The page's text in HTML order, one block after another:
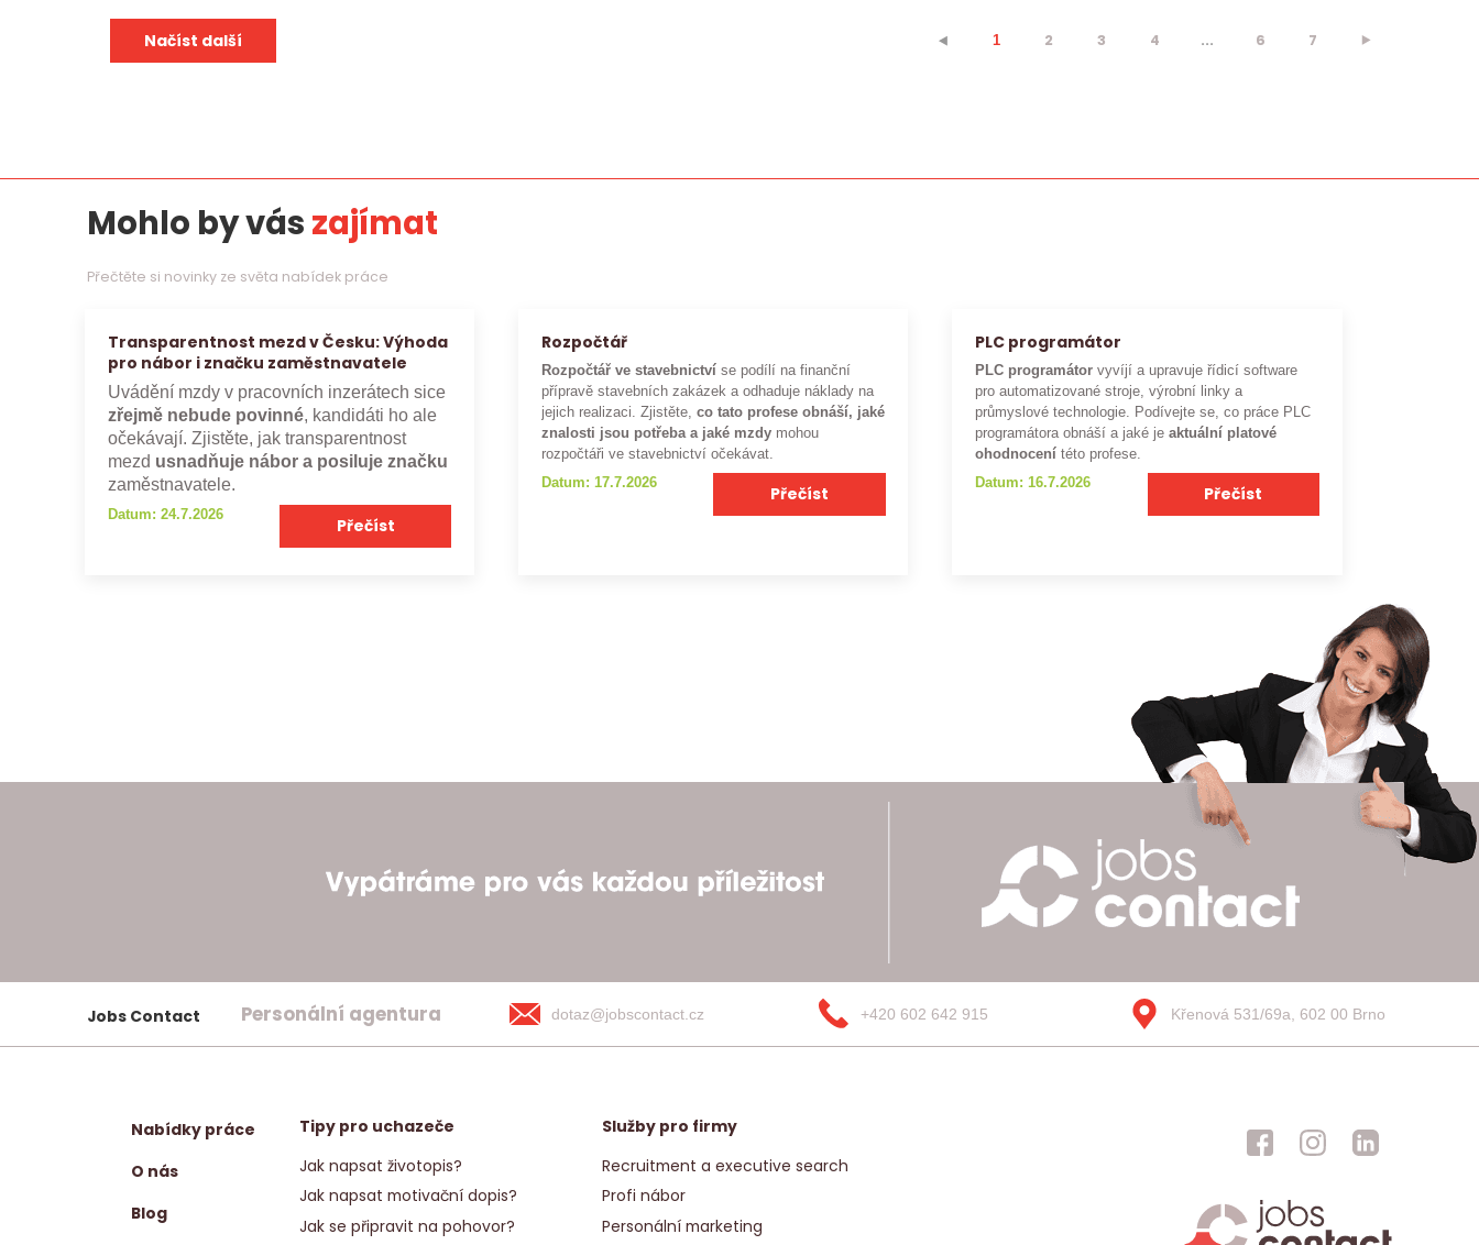
Načíst další ⯇ 1 2 3 4 ... 6 7 ⯈
Mohlo by vászajímat
Přečtěte si novinky ze světa nabídek práce
Transparentnost mezd v Česku: Výhoda
pro nábor i značku zaměstnavatele
Uvádění mzdy v pracovních inzerátech sice
zřejmě nebude povinné, kandidáti ho ale
očekávají. Zjistěte, jak transparentnost
mezd usnadňuje nábor a posiluje značku
zaměstnavatele.
Datum: 24.7.2026
Přečíst
Rozpočtář
Rozpočtář ve stavebnictví se podílí na finanční
přípravě stavebních zakázek a odhaduje náklady na
jejich realizaci. Zjistěte,co tato profese obnáší, jaké
znalosti jsou potřeba a jaké mzdy mohou
rozpočtáři ve stavebnictví očekávat.
Datum: 17.7.2026
Přečíst
PLC programátor
PLC programátor vyvíjí a upravuje řídicí software
pro automatizované stroje, výrobní linky a
průmyslové technologie. Podívejte se, co práce PLC
programátora obnáší a jaké je aktuální platové
ohodnocení této profese.
Datum: 16.7.2026
Přečíst
Jobs Contact Personální agentura dotaz@jobscontact.cz +420 602 642 915 Křenová 531/69a, 602 00 Brno
Nabídky práce
O nás
Blog
Tipy pro uchazeče
Jak napsat životopis?
Jak napsat motivační dopis?
Jak se připravit na pohovor?
Služby pro firmy
Recruitment a executive search
Profi nábor
Personální marketing